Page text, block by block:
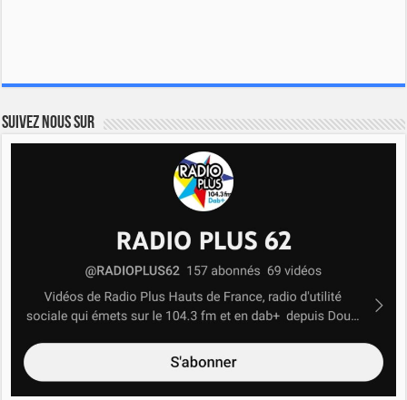
Suivez nous sur